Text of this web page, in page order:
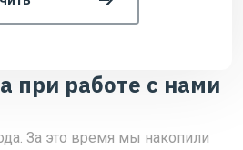
при работе с нами
За это время мы накопили